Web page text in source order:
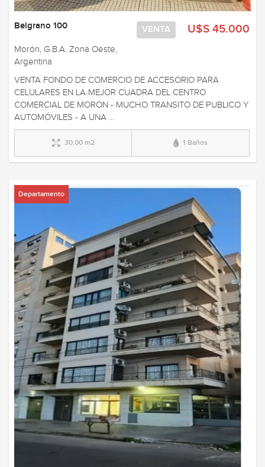
U$S 45.000
VENTA
Belgrano 100
Morón, G.B.A. Zona Oeste,
Argentina
VENTA FONDO DE COMERCIO DE ACCESORIO PARA
CELULARES EN LA MEJOR CUADRA DEL CENTRO
COMERCIAL DE MORON - MUCHO TRANSITO DE PUBLICO Y
AUTOMÓVILES - A UNA ...
30,00 m2 1 Baños
Departamento